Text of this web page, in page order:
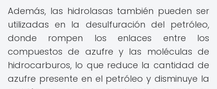
Además, las hidrolasas también pueden ser
utilizadas en la desulfuración del petróleo,
donde rompen los enlaces entre los
compuestos de azufre y las moléculas de
hidrocarburos, lo que reduce la cantidad de
azufre presente en el petróleo y disminuye la